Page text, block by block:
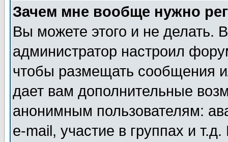
Зачем мне вообще нужно
Вы можете этого и не делать.
администратор настроил
чтобы размещать сообщения
дает вам дополнительные
анонимным пользователям:
e-mail, участие в группах и